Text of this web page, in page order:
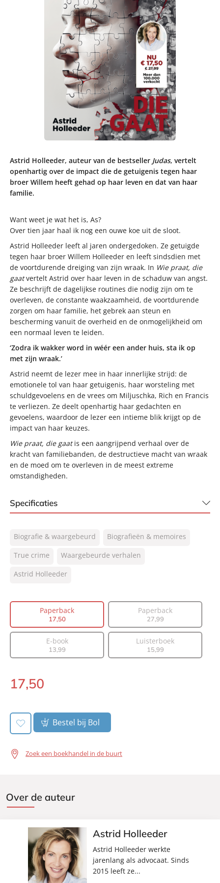
Astrid Holleeder, auteur van de bestseller Judas, vertelt
openhartig over de impact die de getuigenis tegen haar
broer Willem heeft gehad op haar leven en dat van haar
familie.
Want weet je wat het is, As?
Over tien jaar haal ik nog een ouwe koe uit de sloot.
Astrid Holleeder leeft al jaren ondergedoken. Ze getuigde
tegen haar broer Willem Holleeder en leeft sindsdien met
de voortdurende dreiging van zijn wraak. In Wie praat, die
gaatvertelt Astrid over haar leven in de schaduw van angst.
Ze beschrijft de dagelijkse routines die nodig zijn om te
overleven, de constante waakzaamheid, de voortdurende
zorgen om haar familie, het gebrek aan steun en
bescherming vanuit de overheid en de onmogelijkheid om
een normaal leven te leiden.
‘Zodra ik wakker word in wéér een ander huis, sta ik op
met zijn wraak.’
Astrid neemt de lezer mee in haar innerlijke strijd: de
emotionele tol van haar getuigenis, haar worsteling met
schuldgevoelens en de vrees om Miljuschka, Rich en Francis
te verliezen. Ze deelt openhartig haar gedachten en
gevoelens, waardoor de lezer een intieme blik krijgt op de
impact van haar keuzes.
Wie praat, die gaatis een aangrijpend verhaal over de
kracht van familiebanden, de destructieve macht van wraak
en de moed om te overleven in de meest extreme
omstandigheden.
Specificaties
NUR:
339
Type:
Paperback
Auteur(s):
Verschijningsdatum:
30-06-2026
Biografie & waargebeurd
Biografieën & memoires
True crime
Waargebeurde verhalen
Astrid Holleeder
Paperback
17,50
Paperback
27,99
E-book
13,99
Luisterboek
15,99
Paperback:
17,50
Bestel bij Bol
Zoek een boekhandel in de buurt
Over de auteur
Astrid Holleeder
Astrid Holleeder werkte
jarenlang als advocaat. Sinds
2015 leeft ze...